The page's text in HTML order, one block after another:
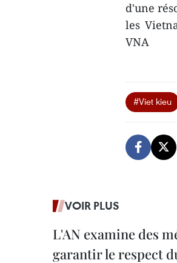
d'une
les
VNA
#Viet kieu
VOIR PLUS
L'AN examine des
garantir le respect